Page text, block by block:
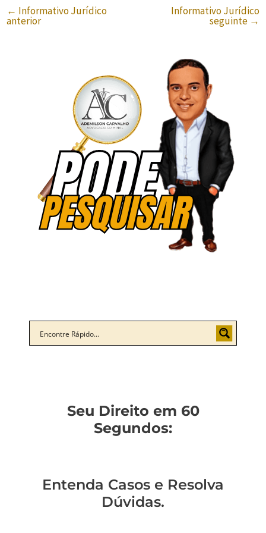
← Informativo Jurídico
anterior
Informativo Jurídico
seguinte →
Seu Direito em 60
Segundos:
Entenda Casos e Resolva
Dúvidas.